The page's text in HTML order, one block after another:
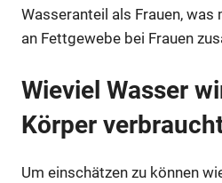
Wasseranteil als Frauen,
an Fettgewebe bei Frauen
Wieviel Wasser
Körper
Um einschätzen zu können